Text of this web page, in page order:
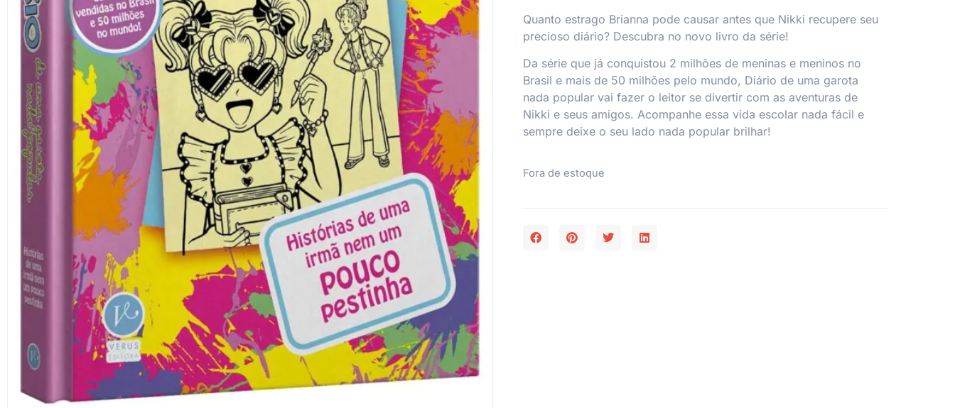
Quanto estrago Brianna pode causar antes que Nikki recupere seu
precioso diário? Descubra no novo livro da série!
Da série que já conquistou 2 milhões de meninas e meninos no
Brasil e mais de 50 milhões pelo mundo, Diário de uma garota
nada popular vai fazer o leitor se divertir com as aventuras de
Nikki e seus amigos. Acompanhe essa vida escolar nada fácil e
sempre deixe o seu lado nada popular brilhar!
Fora de estoque